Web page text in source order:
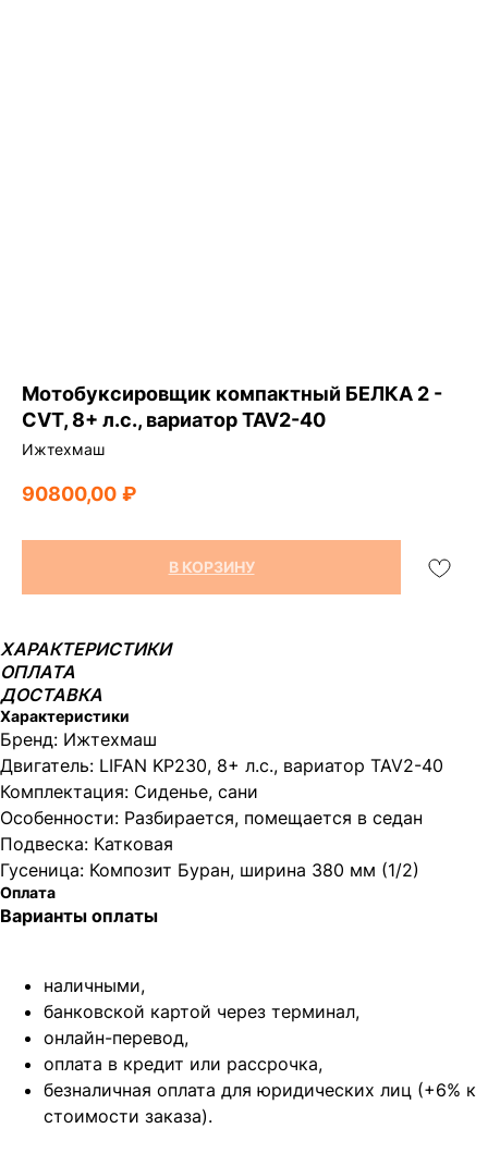
Мотобуксировщик компактный БЕЛКА 2 -
CVT, 8+ л.с., вариатор TAV2-40
Ижтехмаш
90800,00 ₽
В КОРЗИНУ
ХАРАКТЕРИСТИКИ
ОПЛАТА
ДОСТАВКА
Характеристики
Бренд: Ижтехмаш
Двигатель: LIFAN KP230, 8+ л.с., вариатор TAV2-40
Комплектация: Сиденье, сани
Особенности: Разбирается, помещается в седан
Подвеска: Катковая
Гусеница: Композит Буран, ширина 380 мм (1/2)
Оплата
Варианты оплаты
наличными,
банковской картой через терминал,
онлайн-перевод,
оплата в кредит или рассрочка,
безналичная оплата для юридических лиц (+6% к
стоимости заказа).